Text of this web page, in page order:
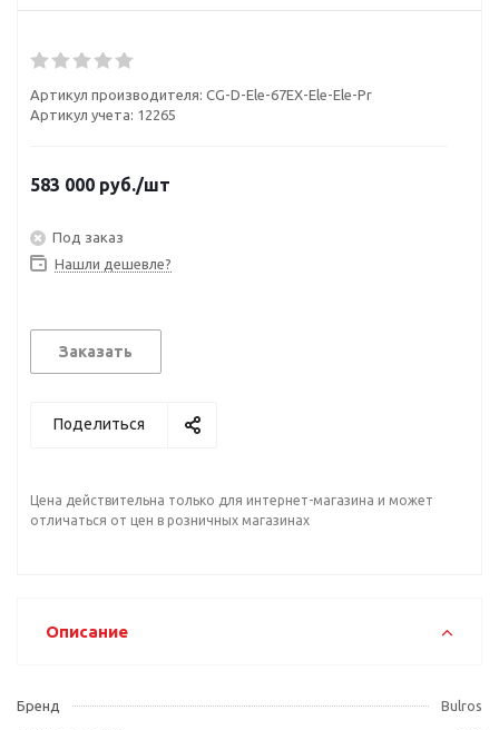
Артикул производителя: CG-D-Ele-67EX-Ele-Ele-Pr
Артикул учета: 12265
583 000 руб./шт
Под заказ
Нашли дешевле?
Заказать
Поделиться
Цена действительна только для интернет-магазина и может
отличаться от цен в розничных магазинах
Описание
Бренд
Bulros